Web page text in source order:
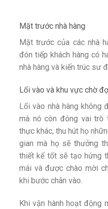
Mặt trước nhà hàng
Mặt trước của các nhà
đón tiếp khách hàng có
nhà hàng và kiến trúc sư
Lối vào và khu vực chờ
Lối vào nhà hàng
mà nó còn đóng vai trò
thực khác, thu hút họ
gian mà họ sẽ thưởng
thiết kế tốt sẽ tạo hứng
mái và được chào mời
khi bước chân vào.
Khi vận hành hoạt động